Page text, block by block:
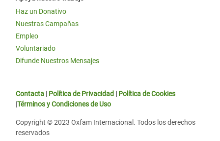
Haz un Donativo
Nuestras Campañas
Empleo
Voluntariado
Difunde Nuestros Mensajes
Contacta | Política de Privacidad | Política de Cookies
|Términos y Condiciones de Uso
Copyright © 2023 Oxfam Internacional. Todos los derechos
reservados